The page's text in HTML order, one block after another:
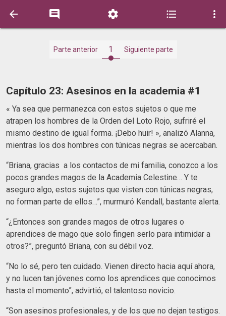
    
Parte anterior 1 Siguiente parte
Capítulo 23: Asesinos en la academia #1
« Ya sea que permanezca con estos sujetos o que me
atrapen los hombres de la Orden del Loto Rojo, sufriré el
mismo destino de igual forma. ¡Debo huir! », analizó Alanna,
mientras los dos hombres con túnicas negras se acercaban.
“Briana, gracias a los contactos de mi familia, conozco a los
pocos grandes magos de la Academia Celestine… Y te
aseguro algo, estos sujetos que visten con túnicas negras,
no forman parte de ellos…”, murmuró Kendall, bastante alerta.
“¿Entonces son grandes magos de otros lugares o
aprendices de mago que solo fingen serlo para intimidar a
otros?”, preguntó Briana, con su débil voz.
“No lo sé, pero ten cuidado. Vienen directo hacia aquí ahora,
y no lucen tan jóvenes como los aprendices que conocimos
hasta el momento”, advirtió, el talentoso novicio.
“Son asesinos profesionales, y de los que no dejan testigos.